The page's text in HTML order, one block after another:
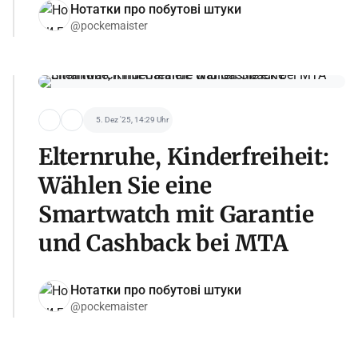
Нотатки про побутові штуки
@pockemaister
5. Dez '25, 14:29 Uhr
Elternruhe, Kinderfreiheit:
Wählen Sie eine
Smartwatch mit Garantie
und Cashback bei MTA
Нотатки про побутові штуки
@pockemaister